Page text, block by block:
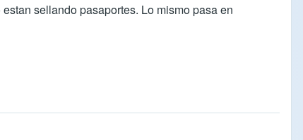
sellando pasaportes. Lo mismo pasa en